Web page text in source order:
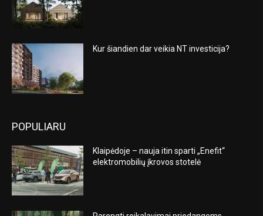
Kur šiandien dar veikia NT investicija?
POPULIARU
Klaipėdoje – nauja itin sparti „Enefit“
elektromobilių įkrovos stotelė